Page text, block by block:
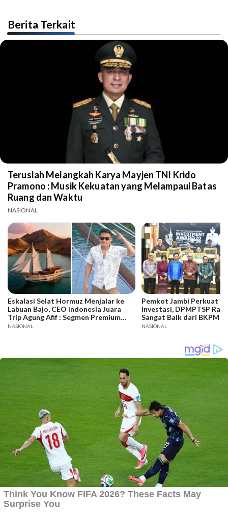
Berita Terkait
Teruslah Melangkah Karya Mayjen TNI Krido
Pramono : Musik Kekuatan yang Melampaui Batas
Ruang dan Waktu
NASIONAL
Eskalasi Selat Hormuz Menjalar ke
Labuan Bajo, CEO Indonesia Juara
Trip Agung Afif : Segmen Premium
Bertahan, Adaptasi Jadi Kunci
NASIONAL
Pemkot Jambi Perkuat
Investasi, DPMPTSP
Sangat Baik dari BKPM
NASIONAL